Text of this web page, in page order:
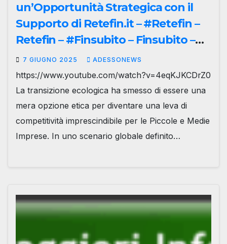
un’Opportunità Strategica con il
Supporto di Retefin.it – #Retefin –
Retefin – #Finsubito – Finsubito –
#Adessonews – #Adessonews –
#Finsubito – Adessonews
7 GIUGNO 2025 ADESSONEWS
https://www.youtube.com/watch?v=4eqKJKCDrZ0
La transizione ecologica ha smesso di essere una
mera opzione etica per diventare una leva di
competitività imprescindibile per le Piccole e Medie
Imprese. In uno scenario globale definito…